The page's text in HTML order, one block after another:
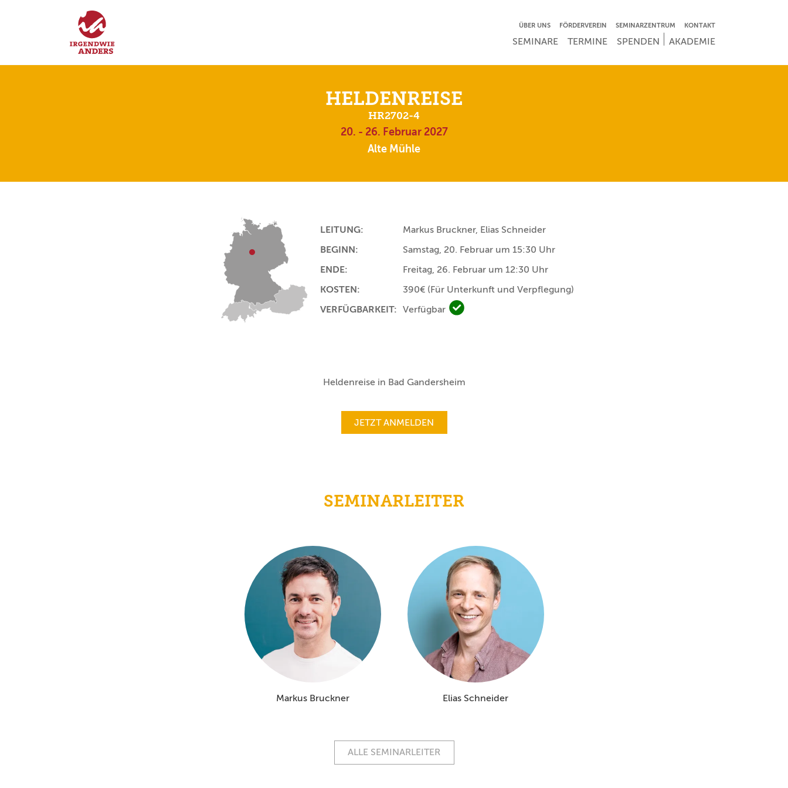
NAVIGATION ÜBERSPRINGEN
ÜBER UNS FÖRDERVEREIN SEMINARZENTRUM KONTAKT
NAVIGATION ÜBERSPRINGEN
SEMINARE TERMINE SPENDEN AKADEMIE
HELDENREISE
HR2702-4
20. - 26. Februar 2027
Alte Mühle
LEITUNG:
Markus Bruckner, Elias Schneider
BEGINN:
Samstag, 20. Februar um 15:30 Uhr
ENDE:
Freitag, 26. Februar um 12:30 Uhr
KOSTEN:
390€ (Für Unterkunft und Verpflegung)
VERFÜGBARKEIT: Verfügbar Verfügbar
Heldenreise in Bad Gandersheim
JETZT ANMELDEN
SEMINARLEITER
Markus Bruckner Elias Schneider
ALLE SEMINARLEITER